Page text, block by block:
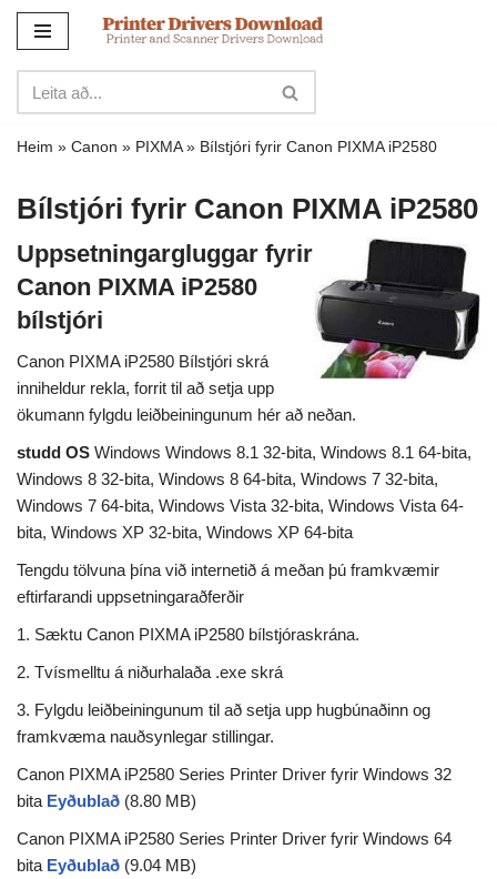
yfir
í
innihald
Heim » Canon » PIXMA» Bílstjóri fyrir Canon PIXMA iP2580
Bílstjóri fyrir Canon PIXMA iP2580
Uppsetningargluggar fyrir
Canon PIXMA iP2580
bílstjóri
Canon PIXMA iP2580 Bílstjóri skrá
inniheldur rekla, forrit til að setja upp
ökumann fylgdu leiðbeiningunum hér að neðan.
studd OS Windows Windows 8.1 32-bita, Windows 8.1 64-bita,
Windows 8 32-bita, Windows 8 64-bita, Windows 7 32-bita,
Windows 7 64-bita, Windows Vista 32-bita, Windows Vista 64-
bita, Windows XP 32-bita, Windows XP 64-bita
Tengdu tölvuna þína við internetið á meðan þú framkvæmir
eftirfarandi uppsetningaraðferðir
1. Sæktu Canon PIXMA iP2580 bílstjóraskrána.
2. Tvísmelltu á niðurhalaða .exe skrá
3. Fylgdu leiðbeiningunum til að setja upp hugbúnaðinn og
framkvæma nauðsynlegar stillingar.
Canon PIXMA iP2580 Series Printer Driver fyrir Windows 32
bita Eyðublað (8.80 MB)
Canon PIXMA iP2580 Series Printer Driver fyrir Windows 64
bita Eyðublað (9.04 MB)